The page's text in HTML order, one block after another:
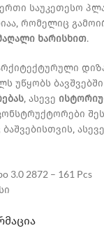
საუკეთესო
რომელიც
ხარისხით.
უწყობს
, ასევე
3.0 2872 – 161 Pcs